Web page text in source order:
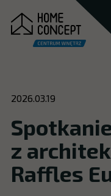
2026.03.19
z
Raffles